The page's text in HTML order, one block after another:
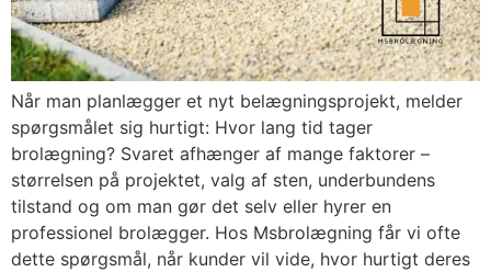
Når man planlægger et nyt belægningsprojekt, melder
spørgsmålet sig hurtigt: Hvor lang tid tager
brolægning? Svaret afhænger af mange faktorer –
størrelsen på projektet, valg af sten, underbundens
tilstand og om man gør det selv eller hyrer en
professionel brolægger. Hos Msbrolægning får vi ofte
dette spørgsmål, når kunder vil vide, hvor hurtigt deres